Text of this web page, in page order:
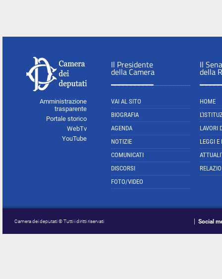
Amministrazione
trasparente
Portale storico
WebTv
YouTube
Il Presidente
della Camera
VAI AL SITO
BIOGRAFIA
AGENDA
NOTIZIE
COMUNICATI
DISCORSI
FOTO/VIDEO
Il
della
HOME
LAVORI
LEGGI E
Camera dei deputati © Tutti i diritti riservati Social